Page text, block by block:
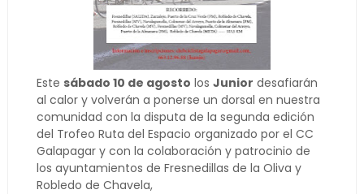
Este sábado 10 de agosto los Junior desafiarán
al calor y volverán a ponerse un dorsal en nuestra
comunidad con la disputa de la segunda edición
del Trofeo Ruta del Espacio organizado por el CC
Galapagar y con la colaboración y patrocinio de
los ayuntamientos de Fresnedillas de la Oliva y
Robledo de Chavela,